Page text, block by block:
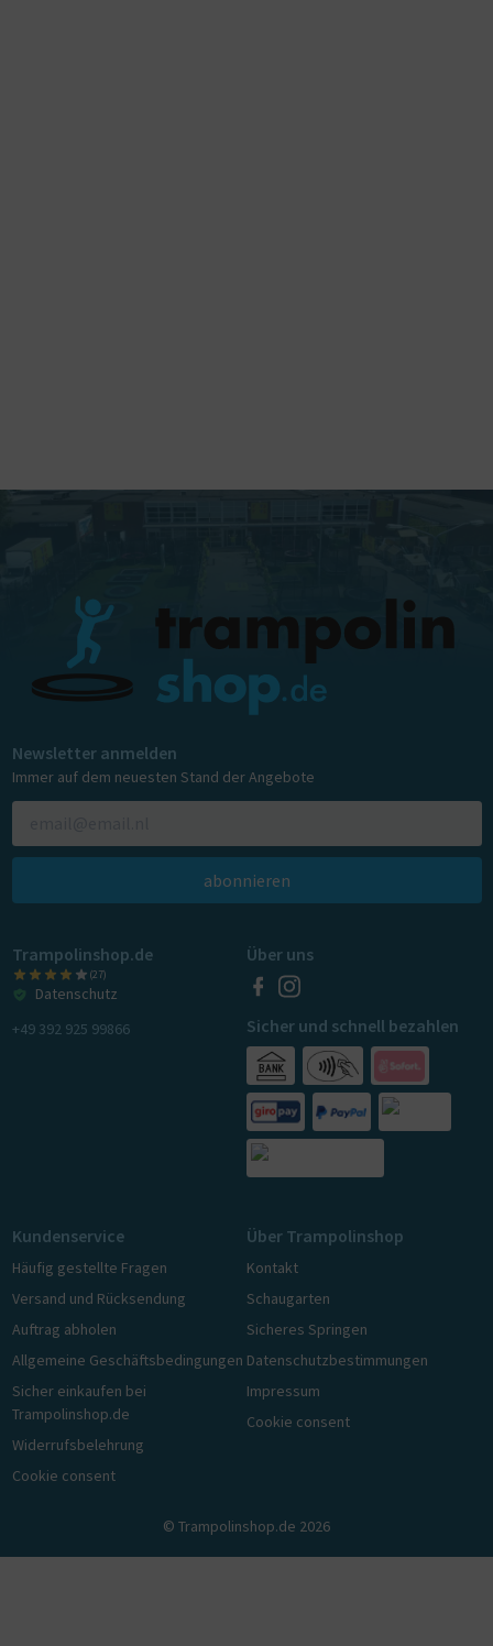
Newsletter anmelden
Immer auf dem neuesten Stand der Angebote
abonnieren
Trampolinshop.de
(27)
Datenschutz
+49 392 925 99866
Über uns
Sicher und schnell bezahlen
Kundenservice
Häufig gestellte Fragen
Versand und Rücksendung
Auftrag abholen
Allgemeine Geschäftsbedingungen
Sicher einkaufen bei
Trampolinshop.de
Widerrufsbelehrung
Cookie consent
Über Trampolinshop
Kontakt
Schaugarten
Sicheres Springen
Datenschutzbestimmungen
Impressum
Cookie consent
© Trampolinshop.de 2026